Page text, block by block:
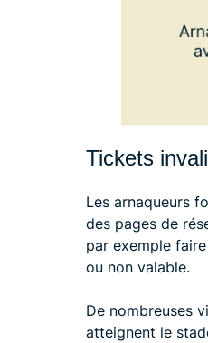
Tickets
Les arnaqueurs
des pages de
par exemple
ou non valable.
De nombreuses
atteignent le